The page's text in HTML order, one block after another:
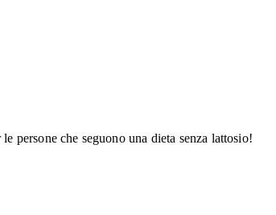
persone che seguono una dieta senza lattosio!